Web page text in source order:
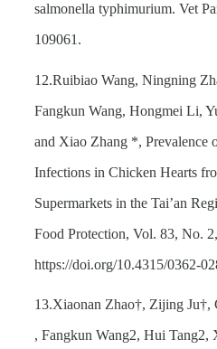
salmonella typhimurium. Vet
109061.
12.Ruibiao Wang, Ningning
Fangkun Wang, Hongmei Li,
and Xiao Zhang *, Prevalence
Infections in Chicken Hearts
Supermarkets in the Tai’an
Food Protection, Vol. 83, No.
https://doi.org/10.4315/0362-
13.Xiaonan Zhao†, Zijing Ju†,
, Fangkun Wang2, Hui Tang2,